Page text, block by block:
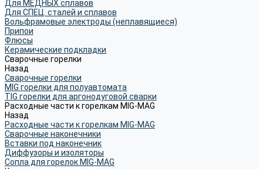
Для МЕДНЫХ сплавов
Для СПЕЦ. сталей и сплавов
Вольфрамовые электроды (неплавящиеся)
Припои
Флюсы
Керамические подкладки
Сварочные горелки
Назад
Сварочные горелки
MIG горелки для полуавтомата
TIG горелки для аргонодуговой сварки
Расходные части к горелкам MIG-MAG
Назад
Расходные части к горелкам MIG-MAG
Сварочные наконечники
Вставки под наконечник
Диффузоры и изоляторы
Сопла для горелок MIG-MAG